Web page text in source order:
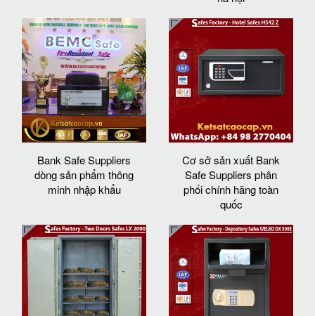
Bank Safe Suppliers
dòng sản phẩm thông
minh nhập khẩu
Cơ sở sản xuất Bank
Safe Suppliers phân
phối chính hãng toàn
quốc